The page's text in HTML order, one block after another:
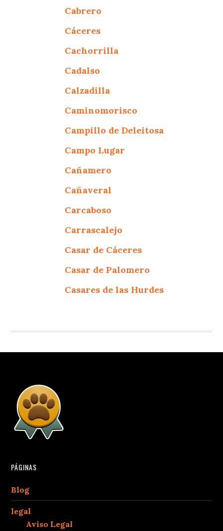
Cabrero
Cáceres
Cachorrilla
Cadalso
Calzadilla
Caminomorisco
Campillo de Deleitosa
Campo Lugar
Cañamero
Cañaveral
Carcaboso
Carrascalejo
Casar de Cáceres
Casar de Palomero
Casares de las Hurdes
PÁGINAS
Blog
legal
Aviso Legal